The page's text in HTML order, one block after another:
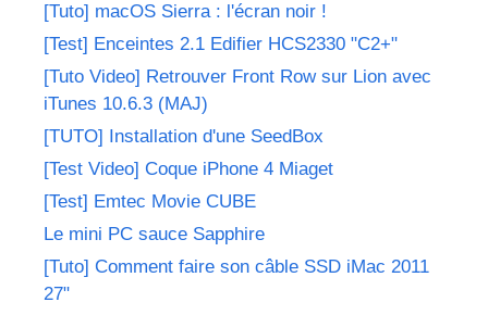
[Tuto] macOS Sierra : l'écran noir !
[Test] Enceintes 2.1 Edifier HCS2330 "C2+"
[Tuto Video] Retrouver Front Row sur Lion avec
iTunes 10.6.3 (MAJ)
[TUTO] Installation d'une SeedBox
[Test Video] Coque iPhone 4 Miaget
[Test] Emtec Movie CUBE
Le mini PC sauce Sapphire
[Tuto] Comment faire son câble SSD iMac 2011
27"